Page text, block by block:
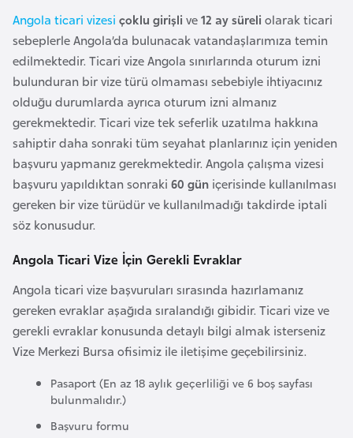
Angola ticari vizesi çoklu girişli ve12 ay süreli olarak ticari
sebeplerle Angola’da bulunacak vatandaşlarımıza temin
edilmektedir. Ticari vize Angola sınırlarında oturum izni
bulunduran bir vize türü olmaması sebebiyle ihtiyacınız
olduğu durumlarda ayrıca oturum izni almanız
gerekmektedir. Ticari vize tek seferlik uzatılma hakkına
sahiptir daha sonraki tüm seyahat planlarınız için yeniden
başvuru yapmanız gerekmektedir. Angola çalışma vizesi
başvuru yapıldıktan sonraki 60 gün içerisinde kullanılması
gereken bir vize türüdür ve kullanılmadığı takdirde iptali
söz konusudur.
Angola Ticari Vize İçin Gerekli Evraklar
Angola ticari vize başvuruları sırasında hazırlamanız
gereken evraklar aşağıda sıralandığı gibidir. Ticari vize ve
gerekli evraklar konusunda detaylı bilgi almak isterseniz
Vize Merkezi Bursa ofisimiz ile iletişime geçebilirsiniz.
Pasaport (En az 18 aylık geçerliliği ve 6 boş sayfası
bulunmalıdır.)
Başvuru formu
Ç
i
n
D
a
n
i
m
a
k
a
D
e